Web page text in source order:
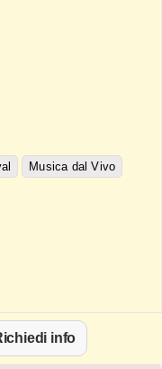
Musica dal Vivo
info